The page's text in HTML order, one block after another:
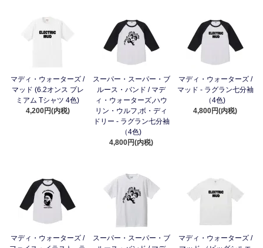
マディ・ウォーターズ /
マッド (6.2オンス プレ
ミアム Tシャツ 4色)
4,200円(内税)
スーパー・スーパー・ブ
ルース・バンド / マデ
ィ・ウォーターズ,ハウ
リン・ウルフ,ボ・ディ
ドリー - ラグラン七分袖
（4色)
4,800円(内税)
マディ・ウォーターズ /
マッド - ラグラン七分袖
（4色)
4,800円(内税)
マディ・ウォーターズ /
スーパー・スーパー・ブ
マディ・ウォーターズ /